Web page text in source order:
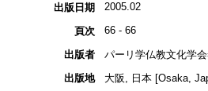
出版日期 2005.02
頁次 66 - 66
出版者
パーリ学仏教文化学
出版地
大阪, 日本 [Osaka,